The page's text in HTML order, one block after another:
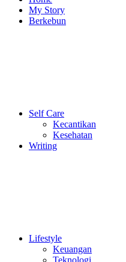
My Story
Berkebun
Self Care
Kecantikan
Kesehatan
Writing
Lifestyle
Keuangan
Teknologi